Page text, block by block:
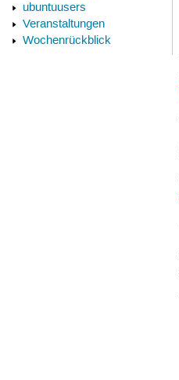
ubuntuusers
Veranstaltungen
Wochenrückblick